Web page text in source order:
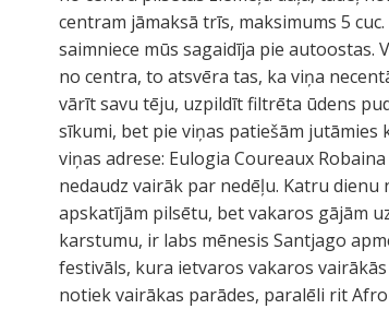
centram jāmaksā trīs, maksimums 5
saimniece mūs sagaidīja pie autoostas.
no centra, to atsvēra tas, ka viņa
vārīt savu tēju, uzpildīt filtrēta ūdens
sīkumi, bet pie viņas patiešām
viņas adrese: Eulogia Coureaux
nedaudz vairāk par nedēļu. Katru
apskatījām pilsētu, bet vakaros gājām
karstumu, ir labs mēnesis Santjago
festivāls, kura ietvaros vakaros
notiek vairākas parādes, paralēli rit